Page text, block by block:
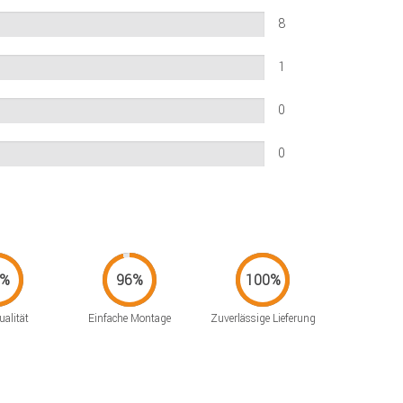
8
1
0
0
Einfache Montage Zuverlässige Lieferung